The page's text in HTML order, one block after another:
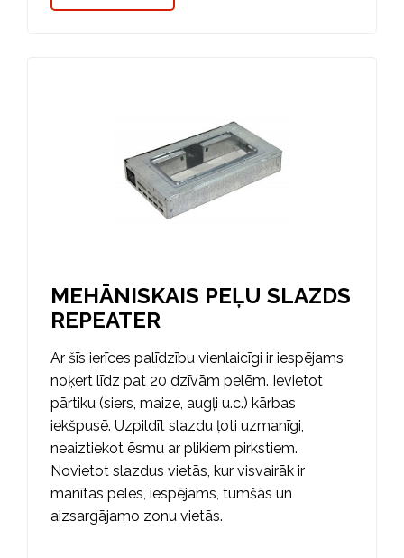
MEHĀNISKAIS PEĻU SLAZDS
REPEATER
Ar šīs ierīces palīdzību vienlaicīgi ir iespējams
noķert līdz pat 20 dzīvām pelēm. Ievietot
pārtiku (siers, maize, augļi u.c.) kārbas
iekšpusē. Uzpildīt slazdu ļoti uzmanīgi,
neaiztiekot ēsmu ar plikiem pirkstiem.
Novietot slazdus vietās, kur visvairāk ir
manītas peles, iespējams, tumšās un
aizsargājamo zonu vietās.